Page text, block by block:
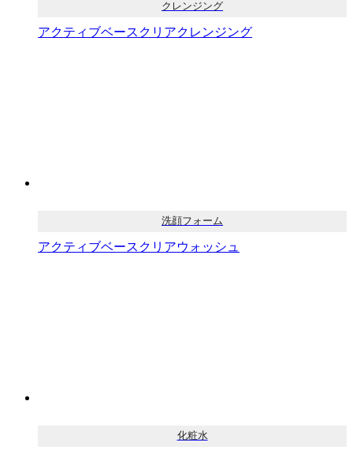
クレンジング
アクティブベースクリアクレンジング
洗顔フォーム
アクティブベースクリアウォッシュ
化粧水